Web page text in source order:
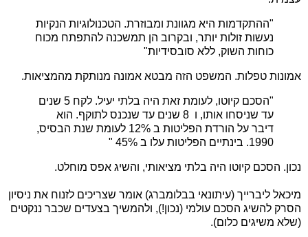
"ההתקדמות היא מגוונת ומבוזרת. הטכנולוגיות הנקיות
נעשות זולות יותר, ובקרוב הן תמשכנה להתפתח מכוח
כוחות השוק, ללא סובסידיות"
אמונות טפלות. המשפט הזה מבטא אמונה מנותקת מהמציאות.
"הסכם קיוטו, לעומת זאת היה בלתי יעיל. לקח 5 שנים
עד שניסחו אותו, ו 8 שנים עד שנכנס לתוקף. הוא
דיבר על הורדת הפליטות ב 12% לעומת שנת הבסיס,
1990. בינתיים הפליטות עלו ב 45% "
נכון. הסכם קיוטו היה בלתי מציאותי, והשיג אפס מוחלט.
מיכאל ליברייך (עיתונאי בבלומברג) אומר שצריכים לזנוח את ניסיון
הסרק להשיג הסכם עולמי (נכון!), ולהמשיך בצעדים שכבר ננקטים
(שלא משיגים כלום).